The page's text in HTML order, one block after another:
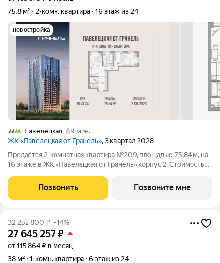
75,8 м²
2-комн. квартира 16 этаж из 24
новостройка
Павелецкая
9 мин.
ЖК «Павелецкая от Гранель», 3 квартал 2028
Продаётся 2-комнатная квартира №209, площадью 75,84 м, на
16 этаже в ЖК «Павелецкая от Гранель» корпус 2. Стоимость
окна во двор. «Павелецкая от Гранель» проект бизнес-класса в
историческом
Позвонить Позвоните мне
32 252 800₽ –14%
27 645 257₽
от 115 864 ₽ в месяц
38 м²
1-комн. квартира 6 этаж из 24